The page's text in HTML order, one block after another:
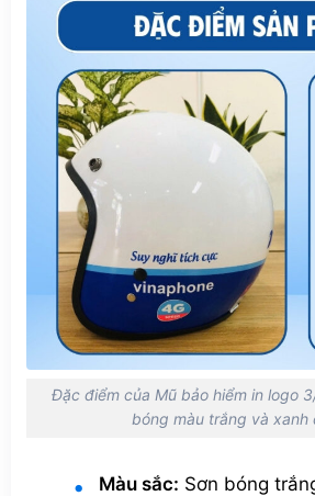
Đặc điểm của Mũ bảo hiểm in logo
bóng màu trắng và xanh
Màu sắc: Sơn bóng